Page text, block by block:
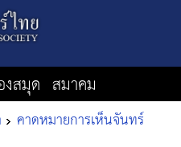
สมุด สมาคม
คาดหมายการเห็นจันทร์